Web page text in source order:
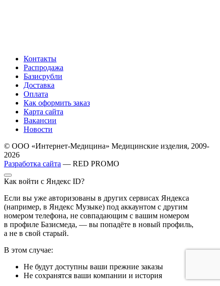
Контакты
Распродажа
Базисрубли
Доставка
Оплата
Как оформить заказ
Карта сайта
Вакансии
Новости
© ООО «Интернет-Медицина» Медицинские изделия, 2009-
2026
Разработка сайта — RED PROMO
Как войти с Яндекс ID?
Если вы уже авторизованы в других сервисах Яндекса
(например, в Яндекс Музыке) под аккаунтом с другим
номером телефона, не совпадающим с вашим номером
в профиле Базисмеда, — вы попадёте в новый профиль,
а не в свой старый.
В этом случае:
Не будут доступны ваши прежние заказы
Не сохранятся ваши компании и история